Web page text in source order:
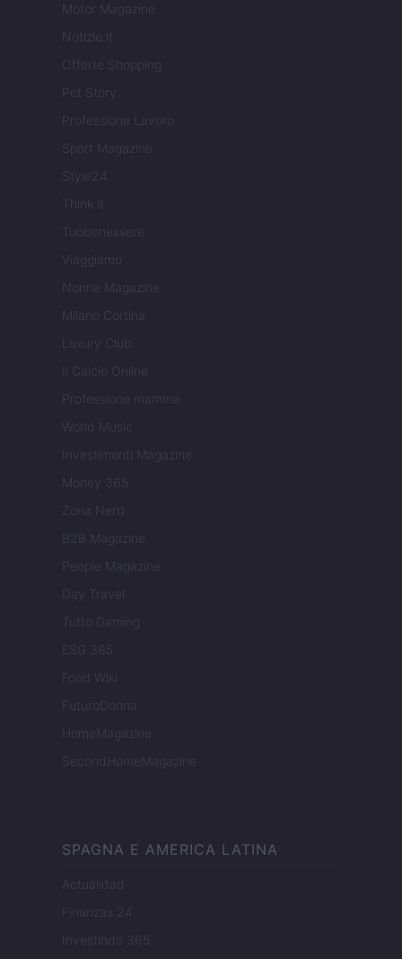
Motor Magazine
Notizie.it
Offerte Shopping
Pet Story
Professione Lavoro
Sport Magazine
Style24
Think.it
Tuobenessere
Viaggiamo
Nonne Magazine
Milano Cortina
Luxury Club
Il Calcio Online
Professione mamma
World Music
Investimenti Magazine
Money 365
Zona Nerd
B2B Magazine
People Magazine
Day Travel
Tutto Gaming
ESG 365
Food Wiki
FuturoDonna
HomeMagazine
SecondHomeMagazine
SPAGNA E AMERICA LATINA
Actualidad
Finanzas 24
Investindo 365